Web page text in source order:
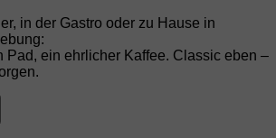
in der Gastro oder zu Hause in
Pad, ein ehrlicher Kaffee. Classic eben –